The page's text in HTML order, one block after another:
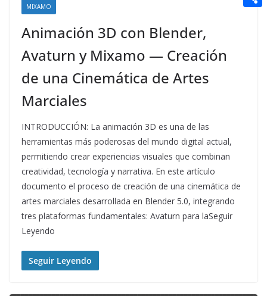
MIXAMO
Animación 3D con Blender,
Avaturn y Mixamo — Creación
de una Cinemática de Artes
Marciales
INTRODUCCIÓN: La animación 3D es una de las
herramientas más poderosas del mundo digital actual,
permitiendo crear experiencias visuales que combinan
creatividad, tecnología y narrativa. En este artículo
documento el proceso de creación de una cinemática de
artes marciales desarrollada en Blender 5.0, integrando
tres plataformas fundamentales: Avaturn para laSeguir
Leyendo
Seguir Leyendo
n
a